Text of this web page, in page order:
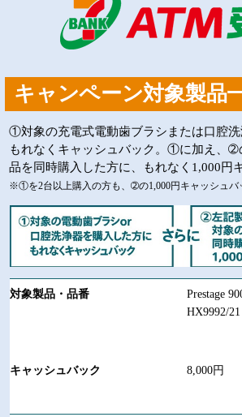
キャンペーン対象製品
①対象の充電式電動歯ブラシまたは口腔
もれなくキャッシュバック。①に加え、➁
品を同時購入した方に、もれなく1,000円
※①を2台以上購入の方も、➁の1,000円キャッシュバ
Prestage
HX9992/21
8,000円